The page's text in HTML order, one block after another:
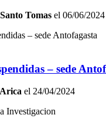
Tomas el 06/06/2024
– sede
el 24/04/2024